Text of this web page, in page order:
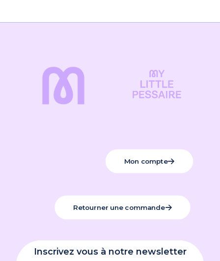
Notice Avis
Soyez le premier à laisser votre avis
sur “Assistant Pessaire – Aide à la
manipulation du Pessaire”
Mon compte
Retourner une commande
Inscrivez vous à notre newsletter